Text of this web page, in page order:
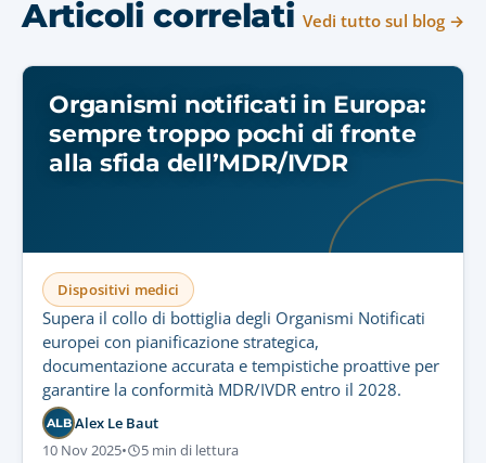
Articoli correlati Vedi tutto sul blog →
Organismi notificati in Europa:
sempre troppo pochi di fronte
alla sfida dell’MDR/IVDR
Dispositivi medici
Supera il collo di bottiglia degli Organismi Notificati
europei con pianificazione strategica,
documentazione accurata e tempistiche proattive per
garantire la conformità MDR/IVDR entro il 2028.
ALB Alex Le Baut
10 Nov 2025• 5 min di lettura